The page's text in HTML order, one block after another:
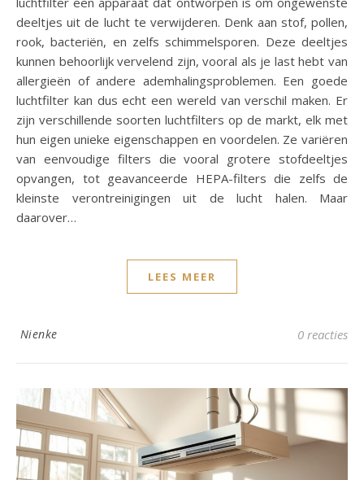
deeltjes uit de lucht te verwijderen. Denk aan stof, pollen,
rook, bacteriën, en zelfs schimmelsporen. Deze deeltjes
kunnen behoorlijk vervelend zijn, vooral als je last hebt van
allergieën of andere ademhalingsproblemen. Een goede
luchtfilter kan dus echt een wereld van verschil maken. Er
zijn verschillende soorten luchtfilters op de markt, elk met
hun eigen unieke eigenschappen en voordelen. Ze variëren
van eenvoudige filters die vooral grotere stofdeeltjes
opvangen, tot geavanceerde HEPA-filters die zelfs de
kleinste verontreinigingen uit de lucht halen. Maar
daarover…
LEES MEER
Nienke 0 reacties